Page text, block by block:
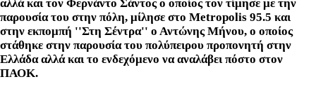
αλλά και τον Φερνάντο Σάντος ο οποίος τον τίμησε με την
παρουσία του στην πόλη, μίλησε στο Metropolis 95.5 και
στην εκπομπή ''Στη Σέντρα'' ο Αντώνης Μήνου, ο οποίος
στάθηκε στην παρουσία του πολύπειρου προπονητή στην
Ελλάδα αλλά και το ενδεχόμενο να αναλάβει πόστο στον
ΠΑΟΚ.